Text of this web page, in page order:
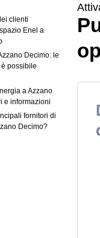
clienti
Enel a
Decimo: le
possibile
a Azzano
e informazioni
fornitori di
Decimo?